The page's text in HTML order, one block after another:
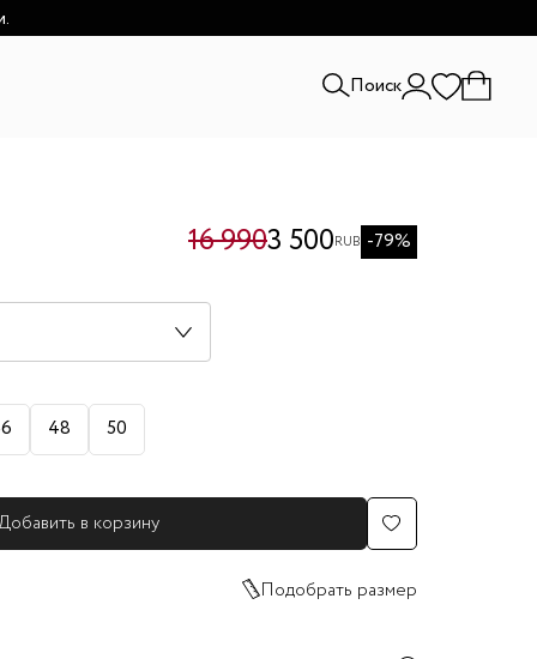
Поиск
16 9903 500RUB -79%
48 50
в корзину
Подобрать размер